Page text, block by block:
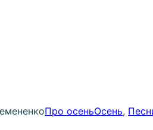
Про осеньОсень,